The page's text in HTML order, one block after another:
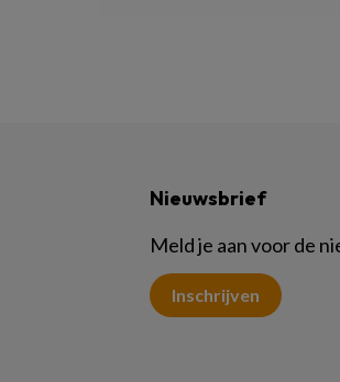
Nieuwsbrief
Meld je aan voor de
Inschrijven